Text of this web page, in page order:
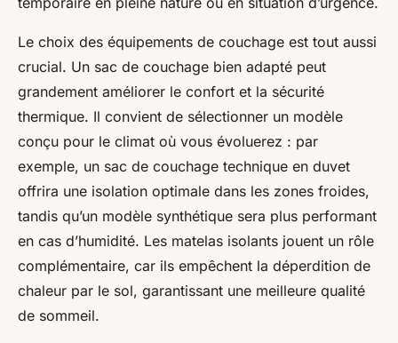
Le choix des équipements de couchage est tout aussi
crucial. Un sac de couchage bien adapté peut
grandement améliorer le confort et la sécurité
thermique. Il convient de sélectionner un modèle
conçu pour le climat où vous évoluerez : par
exemple, un sac de couchage technique en duvet
offrira une isolation optimale dans les zones froides,
tandis qu’un modèle synthétique sera plus performant
en cas d’humidité. Les matelas isolants jouent un rôle
complémentaire, car ils empêchent la déperdition de
chaleur par le sol, garantissant une meilleure qualité
de sommeil.